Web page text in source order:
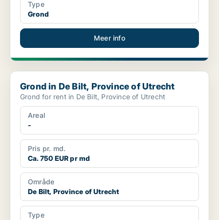
Type
Grond
Meer info
Grond in De Bilt, Province of Utrecht
Grond in De Bilt, Province of Utrecht
Grond for rent in De Bilt, Province of Utrecht
Areal
-
Pris pr. md.
Ca. 750 EUR pr md
Område
De Bilt, Province of Utrecht
Type